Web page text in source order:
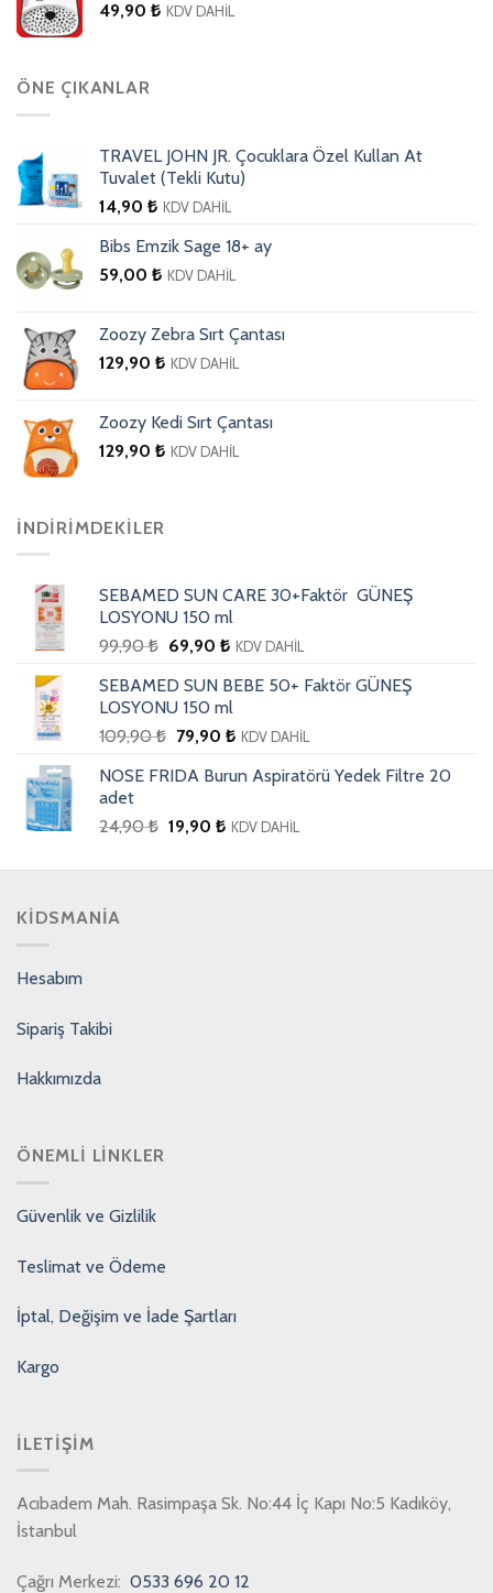
49,90 ₺ KDV DAHİL
ÖNE ÇIKANLAR
TRAVEL JOHN JR. Çocuklara Özel Kullan At
Tuvalet (Tekli Kutu)
14,90 ₺ KDV DAHİL
Bibs Emzik Sage 18+ ay
59,00 ₺ KDV DAHİL
Zoozy Zebra Sırt Çantası
129,90 ₺ KDV DAHİL
Zoozy Kedi Sırt Çantası
129,90 ₺ KDV DAHİL
İNDIRIMDEKILER
SEBAMED SUN CARE 30+Faktör GÜNEŞ
LOSYONU 150 ml
99,90₺ 69,90 ₺ KDV DAHİL
SEBAMED SUN BEBE 50+ Faktör GÜNEŞ
LOSYONU 150 ml
109,90₺ 79,90 ₺ KDV DAHİL
NOSE FRIDA Burun Aspiratörü Yedek Filtre 20
adet
24,90₺ 19,90 ₺ KDV DAHİL
KIDSMANIA
Hesabım
Sipariş Takibi
Hakkımızda
ÖNEMLI LINKLER
Güvenlik ve Gizlilik
Teslimat ve Ödeme
İptal, Değişim ve İade Şartları
Kargo
İLETIŞIM
Acıbadem Mah. Rasimpaşa Sk. No:44 İç Kapı No:5 Kadıköy,
İstanbul
Çağrı Merkezi: 0533 696 20 12